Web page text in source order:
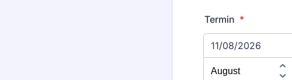
Termin *
11/08/2026